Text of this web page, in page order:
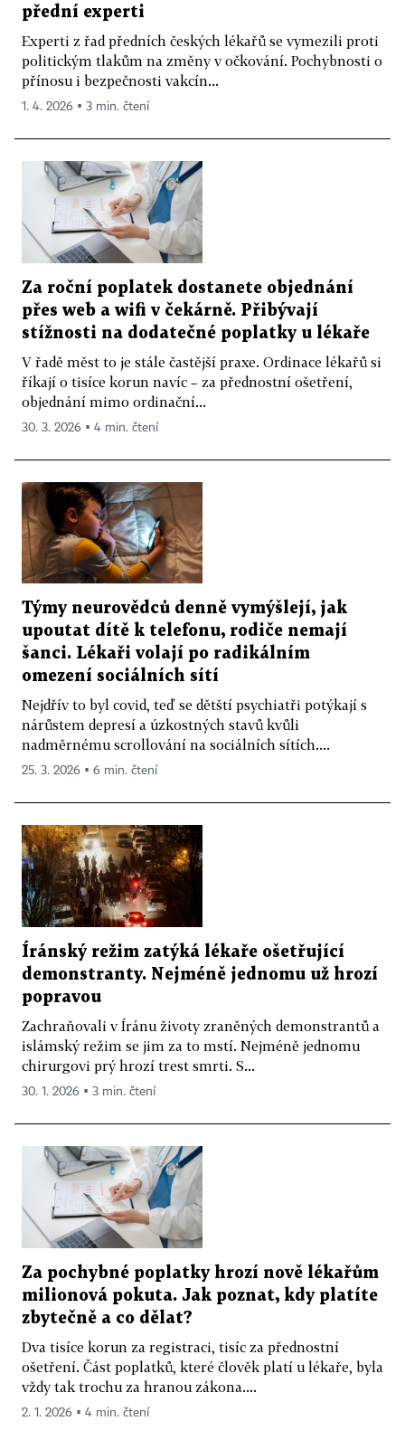
přední experti
Experti z řad předních českých lékařů se vymezili proti
politickým tlakům na změny v očkování. Pochybnosti o
přínosu i bezpečnosti vakcín...
1. 4. 2026 ▪ 3 min. čtení
Za roční poplatek dostanete objednání
přes web a wifi v čekárně. Přibývají
stížnosti na dodatečné poplatky u lékaře
V řadě měst to je stále častější praxe. Ordinace lékařů si
říkají o tisíce korun navíc – za přednostní ošetření,
objednání mimo ordinační...
30. 3. 2026 ▪ 4 min. čtení
Týmy neurovědců denně vymýšlejí, jak
upoutat dítě k telefonu, rodiče nemají
šanci. Lékaři volají po radikálním
omezení sociálních sítí
Nejdřív to byl covid, teď se dětští psychiatři potýkají s
nárůstem depresí a úzkostných stavů kvůli
nadměrnému scrollování na sociálních sítích....
25. 3. 2026 ▪ 6 min. čtení
Íránský režim zatýká lékaře ošetřující
demonstranty. Nejméně jednomu už hrozí
popravou
Zachraňovali v Íránu životy zraněných demonstrantů a
islámský režim se jim za to mstí. Nejméně jednomu
chirurgovi prý hrozí trest smrti. S...
30. 1. 2026 ▪ 3 min. čtení
Za pochybné poplatky hrozí nově lékařům
milionová pokuta. Jak poznat, kdy platíte
zbytečně a co dělat?
Dva tisíce korun za registraci, tisíc za přednostní
ošetření. Část poplatků, které člověk platí u lékaře, byla
vždy tak trochu za hranou zákona....
2. 1. 2026 ▪ 4 min. čtení